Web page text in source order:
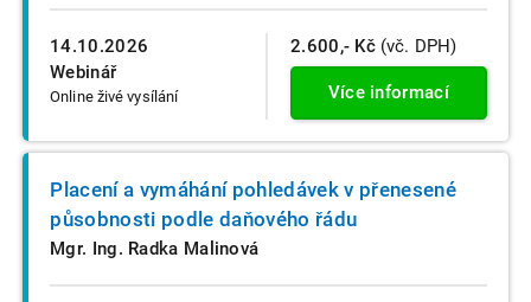
14.10.2026
Webinář
Online živé vysílání
2.600,- Kč (vč. DPH)
Více informací
Placení a vymáhání pohledávek v přenesené
působnosti podle daňového řádu
Mgr. Ing. Radka Malinová